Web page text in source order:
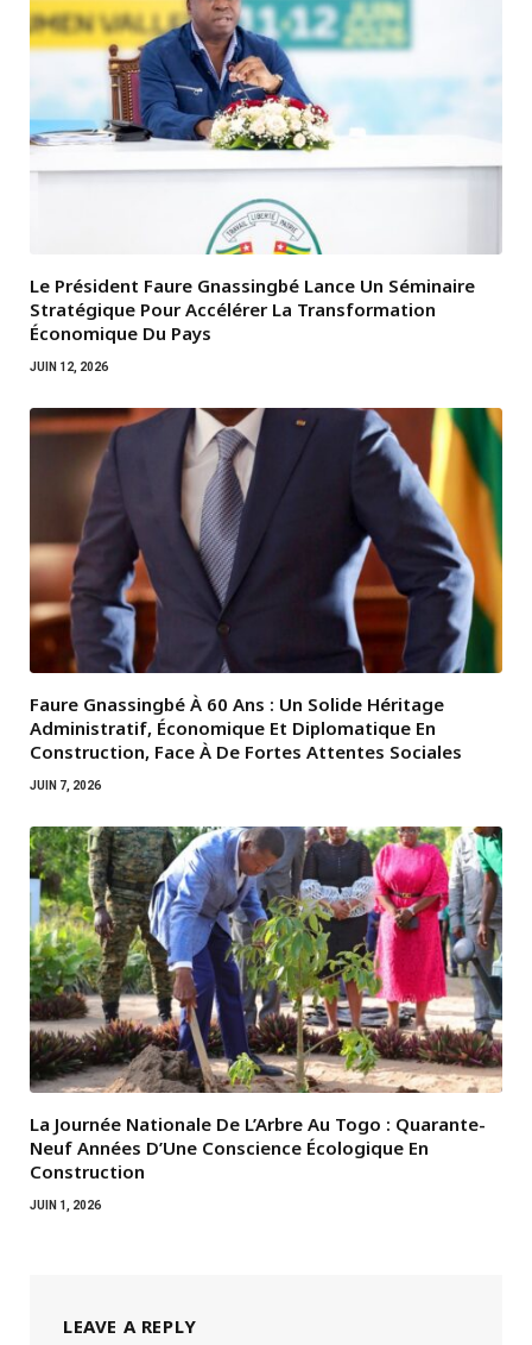
Le Président Faure Gnassingbé Lance Un Séminaire
Stratégique Pour Accélérer La Transformation
Économique Du Pays
JUIN 12, 2026
Faure Gnassingbé À 60 Ans : Un Solide Héritage
Administratif, Économique Et Diplomatique En
Construction, Face À De Fortes Attentes Sociales
JUIN 7, 2026
La Journée Nationale De L’Arbre Au Togo : Quarante-
Neuf Années D’Une Conscience Écologique En
Construction
JUIN 1, 2026
LEAVE A REPLY